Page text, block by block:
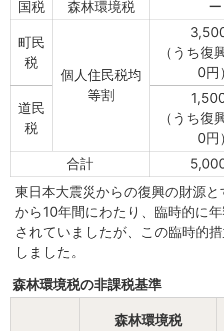
国税 森林環境税 ー
町民
税
個人住民税均
等割
（うち復
0円
道民
税
（うち復
0円
合計
東日本大震災からの復興の財源
から10年間にわたり、臨時的に
されていましたが、この臨時的
しました。
森林環境税の非課税基準
森林環境税